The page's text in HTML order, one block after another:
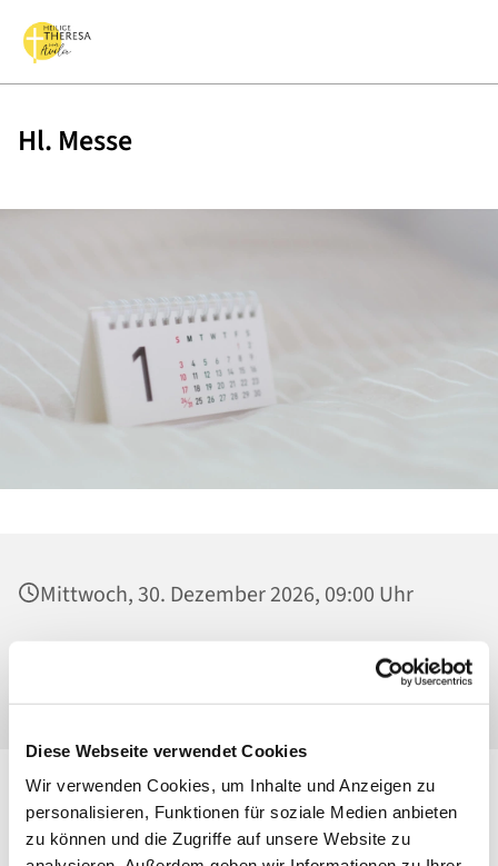
Diese Webseite verwendet Cookies
Wir verwenden Cookies, um Inhalte und Anzeigen zu
personalisieren, Funktionen für soziale Medien anbieten
zu können und die Zugriffe auf unsere Website zu
Hl. Messe
Mittwoch, 30. Dezember 2026, 09:00 Uhr
Heilig Kreuz, Werktagskapelle, Malchower